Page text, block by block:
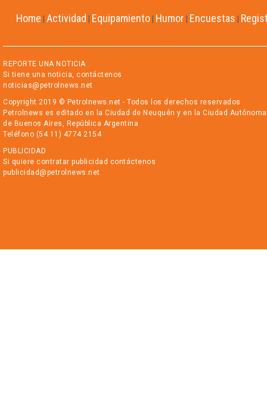
Home Actividad Equipamiento Humor Encuestas
REPORTE UNA NOTICIA
Si tiene una noticia, contáctenos
noticias@petrolnews.net
Copyright 2019 © Petrolnews.net - Todos los derechos reservados
Petrolnews es editado en la Ciudad de Neuquén y en la Ciudad Autónoma
de Buenos Aires, República Argentina
Teléfono (54 11) 4774 2154
PUBLICIDAD
Si quiere contratar publicidad contáctenos
publicidad@petrolnews.net